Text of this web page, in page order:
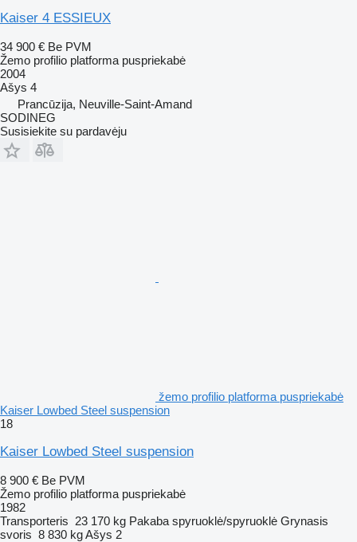
Kaiser 4 ESSIEUX
34 900 € Be PVM
Žemo profilio platforma puspriekabė
2004
Ašys 4
Prancūzija, Neuville-Saint-Amand
SODINEG
Susisiekite su pardavėju
žemo profilio platforma puspriekabė
Kaiser Lowbed Steel suspension
18
Kaiser Lowbed Steel suspension
8 900 € Be PVM
Žemo profilio platforma puspriekabė
1982
Transporteris 23 170 kg Pakaba spyruoklė/spyruoklė Grynasis
svoris 8 830 kgAšys 2